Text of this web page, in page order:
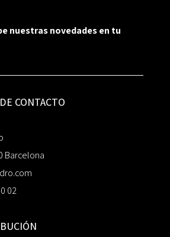
nuestras novedades en tu
CONTACTO
Barcelona
02